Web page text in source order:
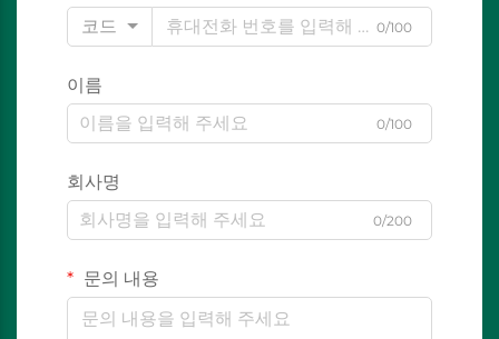
코드
0/100
이름
0/100
회사명
0/200
문의 내용